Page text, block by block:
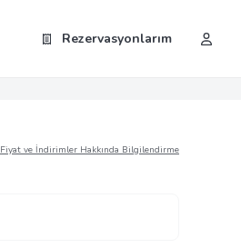
Rezervasyonlarım
Fiyat ve İndirimler Hakkında Bilgilendirme